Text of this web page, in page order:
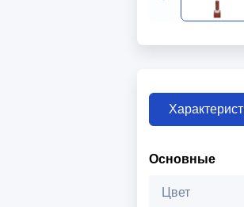
Основные
Цвет